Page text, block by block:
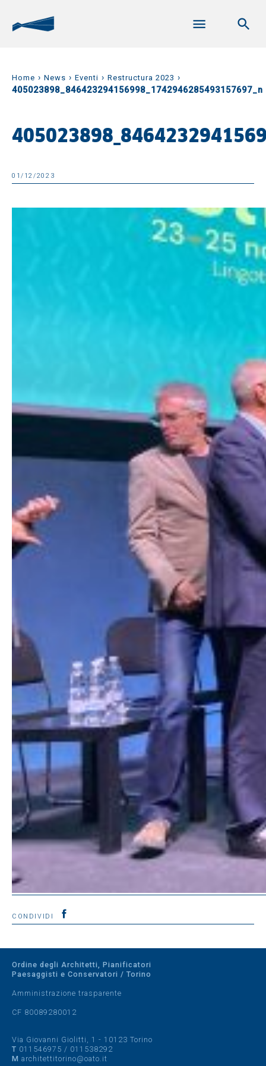
Home › News › Eventi › Restructura 2023 ›
405023898_846423294156998_1742946285493157697_n
01/12/2023
CONDIVIDI
Ordine degli Architetti, Pianificatori
Paesaggisti e Conservatori / Torino
Amministrazione trasparente
CF 80089280012
Via Giovanni Giolitti, 1 - 10123 Torino
T 011546975 / 011538292
M architettitorino@oato.it